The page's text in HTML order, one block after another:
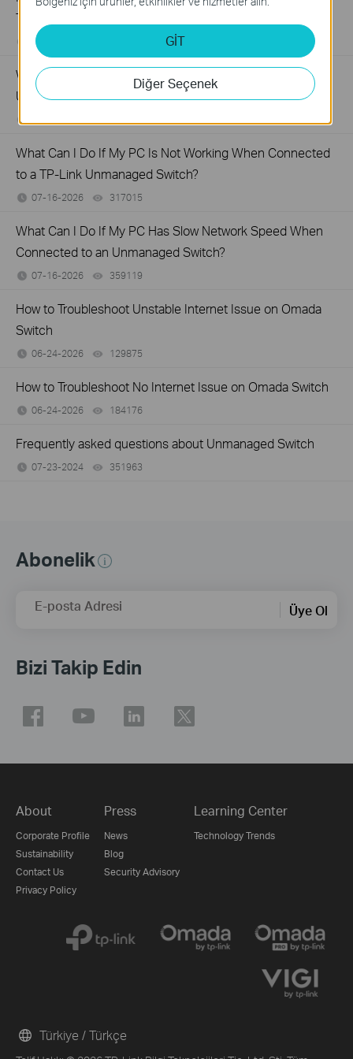
TP-Link Switches
07-31-2026 views
Why Are the Ethernet LED Indicators Off on My TP-Link
Unmanaged Switch?
What Can I Do If My PC Is Not Working When Connected
to a TP-Link Unmanaged Switch?
07-16-2026 317015
What Can I Do If My PC Has Slow Network Speed When
Connected to an Unmanaged Switch?
07-16-2026 359119
How to Troubleshoot Unstable Internet Issue on Omada
Switch
06-24-2026 129875
How to Troubleshoot No Internet Issue on Omada Switch
06-24-2026 184176
Frequently asked questions about Unmanaged Switch
07-23-2024 351963
Abonelik
E-posta Adresi Üye Ol
Bizi Takip Edin
About
Corporate Profile
Sustainability
Contact Us
Privacy Policy
Press
News
Blog
Security Advisory
Learning Center
Technology Trends
Türkiye / Türkçe
GİT
Diğer Seçenek